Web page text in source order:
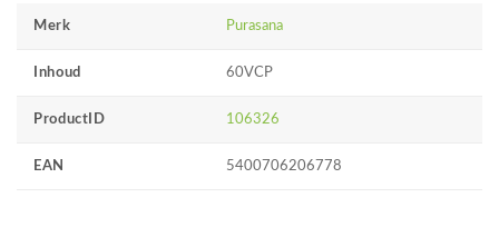
Merk Purasana
Inhoud 60VCP
ProductID 106326
EAN 5400706206778